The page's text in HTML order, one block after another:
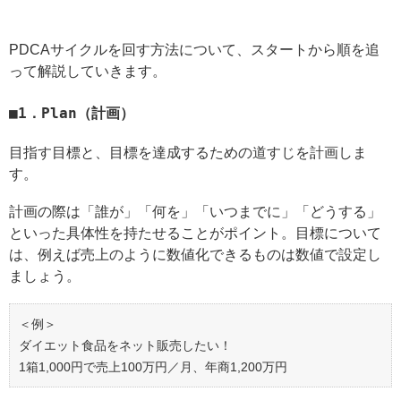
PDCAサイクルを回す方法について、スタートから順を追
って解説していきます。
1．Plan（計画）
目指す目標と、目標を達成するための道すじを計画しま
す。
計画の際は「誰が」「何を」「いつまでに」「どうする」
といった具体性を持たせることがポイント。目標について
は、例えば売上のように数値化できるものは数値で設定し
ましょう。
＜例＞
ダイエット食品をネット販売したい！
1箱1,000円で売上100万円／月、年商1,200万円